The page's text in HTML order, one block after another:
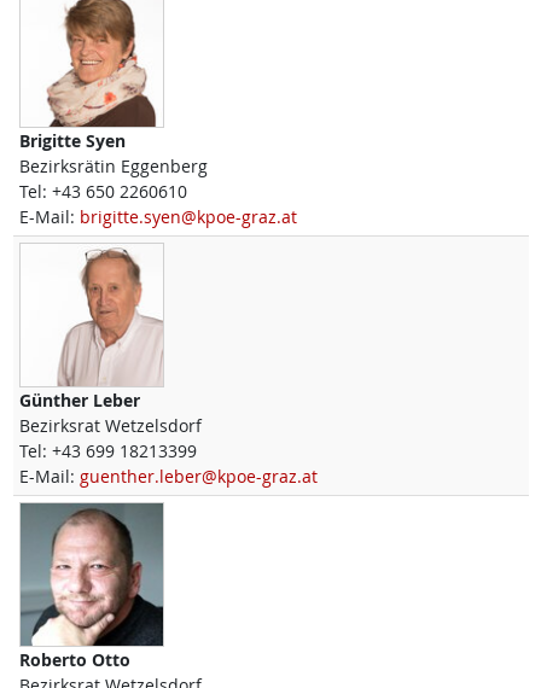
Brigitte Syen
Bezirksrätin Eggenberg
Tel: +43 650 2260610
E-Mail: brigitte.syen@kpoe-graz.at
Günther Leber
Bezirksrat Wetzelsdorf
Tel: +43 699 18213399
E-Mail: guenther.leber@kpoe-graz.at
Roberto Otto